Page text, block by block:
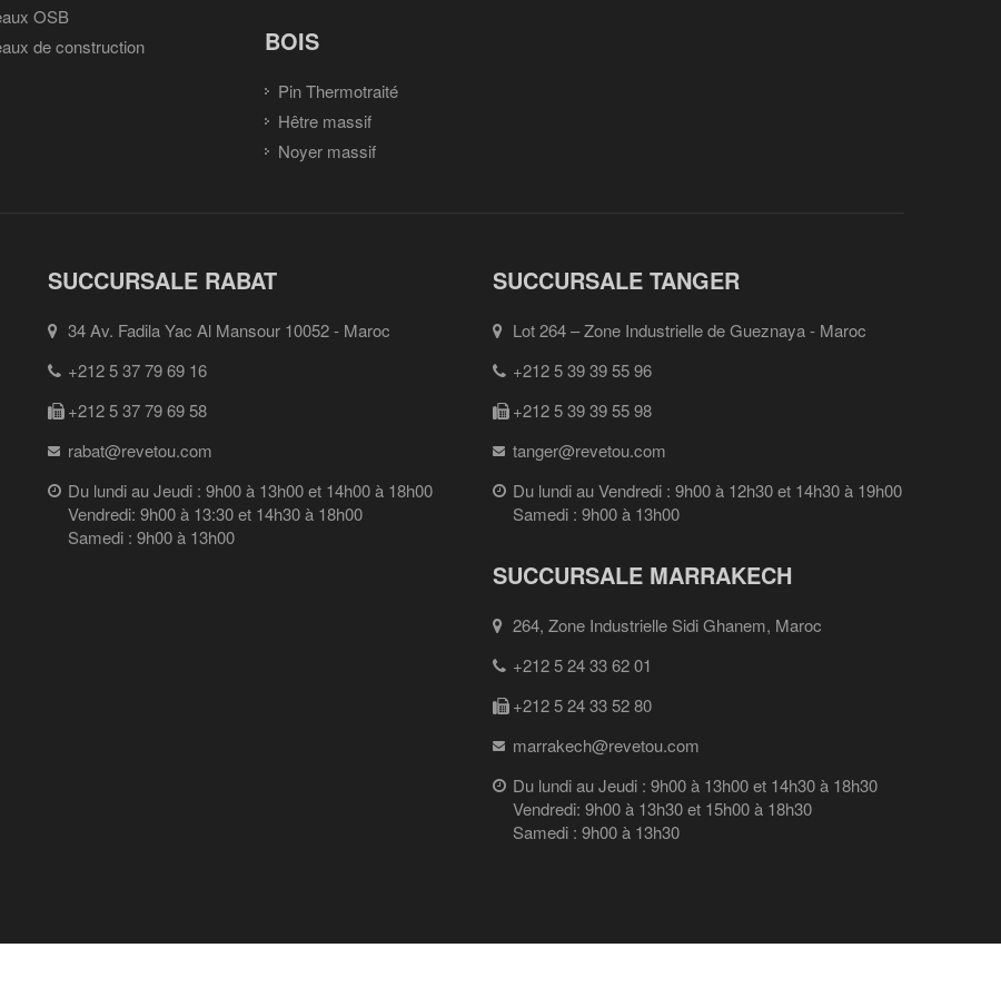
OSB
de construction
BOIS
Pin Thermotraité
Hêtre massif
Noyer massif
SUCCURSALE RABAT
34 Av. Fadila Yac Al Mansour 10052 - Maroc
+212 5 37 79 69 16
+212 5 37 79 69 58
rabat@revetou.com
Du lundi au Jeudi : 9h00 à 13h00 et 14h00 à 18h00
Vendredi: 9h00 à 13:30 et 14h30 à 18h00
Samedi : 9h00 à 13h00
SUCCURSALE TANGER
Lot 264 – Zone Industrielle de Gueznaya - Maroc
+212 5 39 39 55 96
+212 5 39 39 55 98
tanger@revetou.com
Du lundi au Vendredi : 9h00 à 12h30 et 14h30 à 19h00
Samedi : 9h00 à 13h00
SUCCURSALE MARRAKECH
264, Zone Industrielle Sidi Ghanem, Maroc
+212 5 24 33 62 01
+212 5 24 33 52 80
marrakech@revetou.com
Du lundi au Jeudi : 9h00 à 13h00 et 14h30 à 18h30
Vendredi: 9h00 à 13h30 et 15h00 à 18h30
Samedi : 9h00 à 13h30